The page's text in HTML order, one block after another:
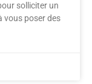
solliciter un
vous poser des